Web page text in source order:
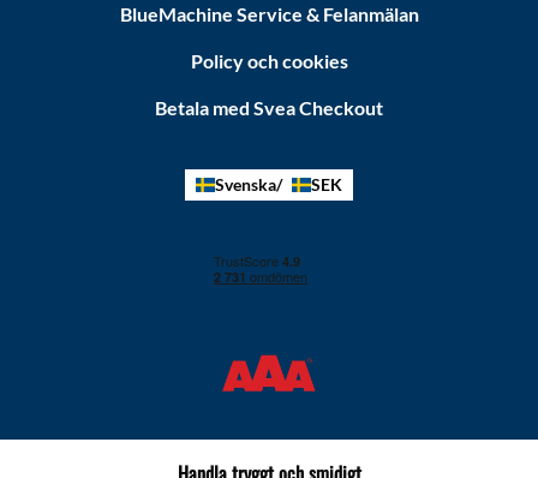
BlueMachine Service & Felanmälan
Policy och cookies
Betala med Svea Checkout
Svenska SEK